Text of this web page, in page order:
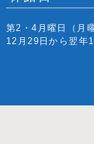
第2・4月曜日
（月
12月29日から翌年